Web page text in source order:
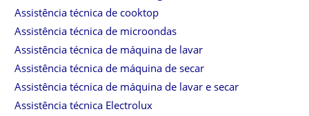
Assistência técnica de cooktop
Assistência técnica de microondas
Assistência técnica de máquina de lavar
Assistência técnica de máquina de secar
Assistência técnica de máquina de lavar e secar
Assistência técnica Electrolux